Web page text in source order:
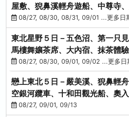
屋敷、猊鼻溪輕舟遊船、中尊寺
牡蠣、握壽司體驗
08/27, 08/30, 08/31, 09/01 ...更多日
東北星野５日－五色沼、第一只
馬樓舞孃茶席、大內宿、抹茶體
川輕舟、螃蟹御膳
08/27, 08/30, 09/01, 09/02 ...更多日
戀上東北５日－嚴美溪、猊鼻輕
空銀河纜車、十和田觀光船、奧
紅社殿（仙台／青森）
08/27, 09/01, 09/13